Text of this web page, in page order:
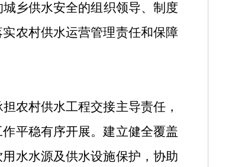
乡供水安全的组织领导、制度
农村供水运营管理责任和保障
农村供水工程交接主导责任，
平稳有序开展。建立健全覆盖
水水源及供水设施保护，协助